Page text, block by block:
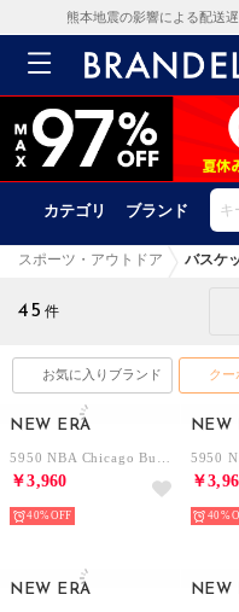
熊本地震の影響による配送
カテゴリ ブランド
スポーツ・アウトドア バスケ
45 件
お気に入りブランド クー
NEW ERA
￥3,960
40%
NEW
￥
40%
NEW ERA NEW